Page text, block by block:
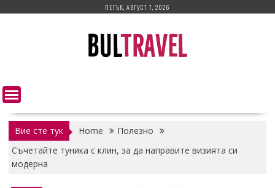
ПЕТЪК, АВГУСТ 7, 2026
Вие сте тук Home
Полезно
Съчетайте туника с клин, за да направите визията си
модерна